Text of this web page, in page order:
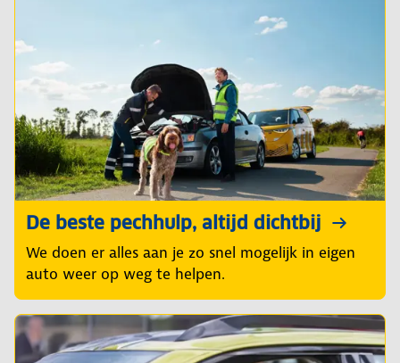
De beste pechhulp, altijd dichtbij
We doen er alles aan je zo snel mogelijk in eigen
auto weer op weg te helpen.